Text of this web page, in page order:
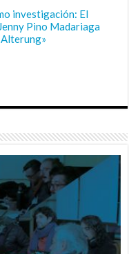
investigación: El
Pino Madariaga